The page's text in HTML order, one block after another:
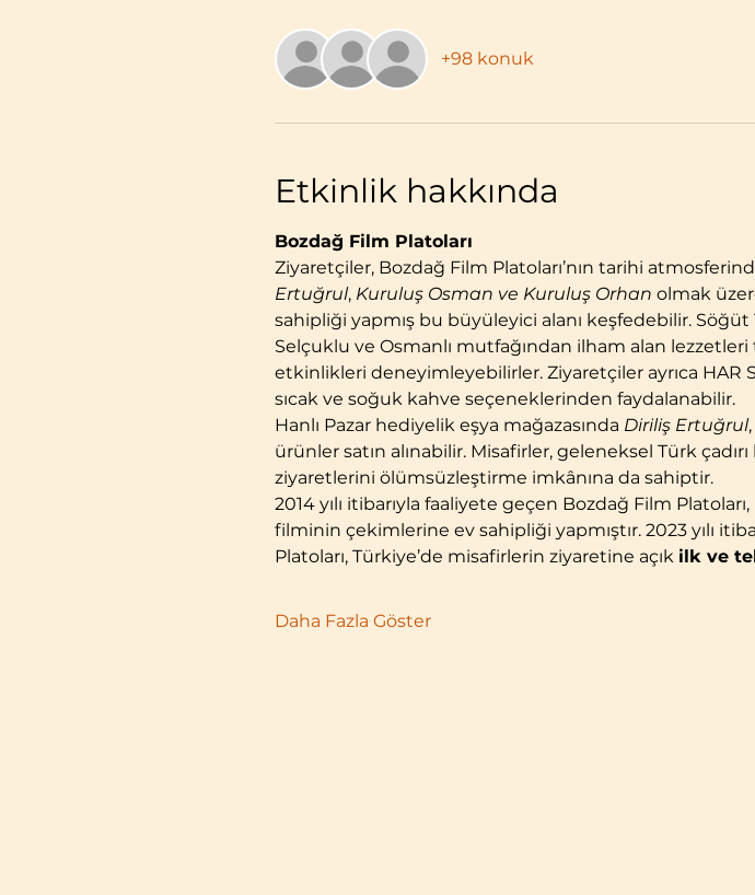
+98 konuk
Etkinlik hakkında
Bozdağ Film Platoları
Ziyaretçiler, Bozdağ Film Platoları’nın tarihi
Ertuğrul, Kuruluş Osman ve Kuruluş Orhan olmak
sahipliği yapmış bu büyüleyici alanı keşfedebilir. Söğüt
Selçuklu ve Osmanlı mutfağından ilham alan
etkinlikleri deneyimleyebilirler. Ziyaretçiler ayrıca HAR
sıcak ve soğuk kahve seçeneklerinden faydalanabilir.
Hanlı Pazar hediyelik eşya mağazasında Diriliş Ertuğrul,
ürünler satın alınabilir. Misafirler, geleneksel Türk
ziyaretlerini ölümsüzleştirme imkânına da sahiptir.
2014 yılı itibarıyla faaliyete geçen Bozdağ Film
filminin çekimlerine ev sahipliği yapmıştır. 2023 yılı
Platoları, Türkiye’de misafirlerin ziyaretine açık ilk ve
Daha Fazla Göster